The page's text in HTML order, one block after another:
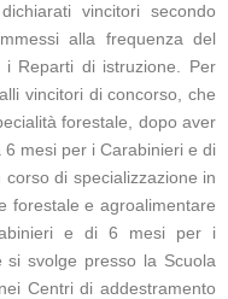
vincitori secondo
alla frequenza del
Reparti di istruzione. Per
vincitori di concorso, che
forestale, dopo aver
mesi per i Carabinieri e di
di specializzazione in
forestale e agroalimentare
e di 6 mesi per i
si svolge presso la Scuola
Centri di addestramento